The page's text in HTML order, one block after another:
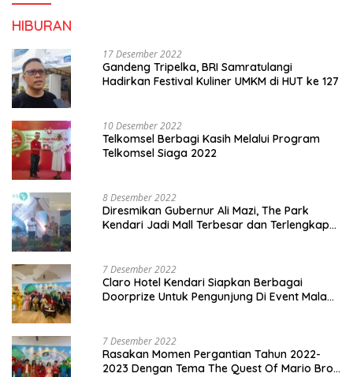
HIBURAN
17 Desember 2022
Gandeng Tripelka, BRI Samratulangi
Hadirkan Festival Kuliner UMKM di HUT ke 127
10 Desember 2022
Telkomsel Berbagi Kasih Melalui Program
Telkomsel Siaga 2022
8 Desember 2022
Diresmikan Gubernur Ali Mazi, The Park
Kendari Jadi Mall Terbesar dan Terlengkap
7 Desember 2022
Claro Hotel Kendari Siapkan Berbagai
Doorprize Untuk Pengunjung Di Event Malam
7 Desember 2022
Rasakan Momen Pergantian Tahun 2022-
2023 Dengan Tema The Quest Of Mario Bros